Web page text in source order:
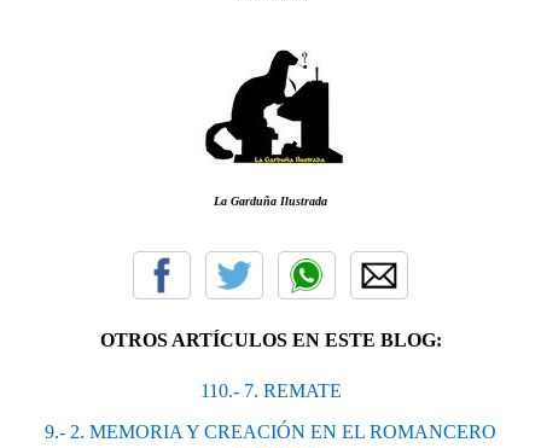
La Garduña Ilustrada
OTROS ARTÍCULOS EN ESTE BLOG:
110.- 7. REΜΑΤΕ
9.- 2. MEMORIA Y CREACIÓN EN EL ROMANCERO